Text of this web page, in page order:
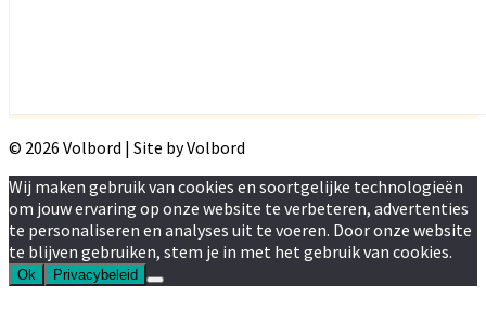
© 2026 Volbord | Site by Volbord
Wij maken gebruik van cookies en soortgelijke technologieën
om jouw ervaring op onze website te verbeteren, advertenties
te personaliseren en analyses uit te voeren. Door onze website
te blijven gebruiken, stem je in met het gebruik van cookies.
Ok Privacybeleid